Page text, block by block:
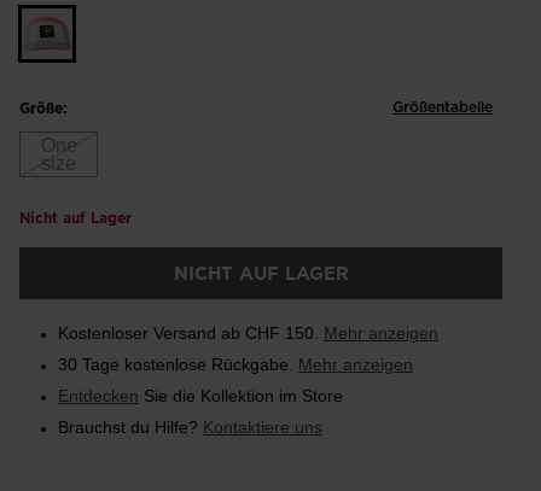
Größe:
Größentabelle
One
size
Nicht auf Lager
NICHT AUF LAGER
Kostenloser Versand ab CHF 150. Mehr anzeigen
30 Tage kostenlose Rückgabe. Mehr anzeigen
Entdecken Sie die Kollektion im Store
Brauchst du Hilfe? Kontaktiere uns